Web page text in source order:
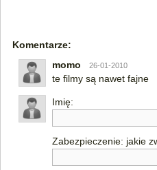
Komentarze:
momo
26-01-2010
te filmy są nawet fajne
Imię:
Zabezpieczenie: jakie